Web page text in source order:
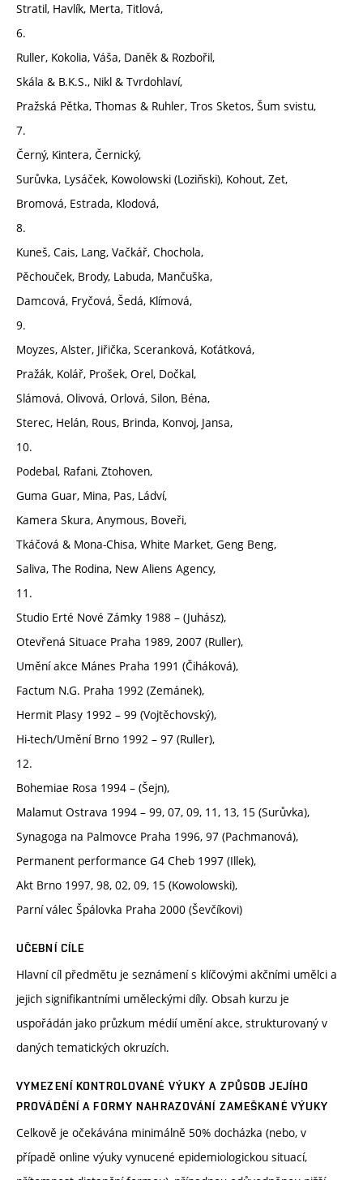
Stratil, Havlík, Merta, Titlová,
6.
Ruller, Kokolia, Váša, Daněk & Rozbořil,
Skála & B.K.S., Nikl & Tvrdohlaví,
Pražská Pětka, Thomas & Ruhler, Tros Sketos, Šum svistu,
7.
Černý, Kintera, Černický,
Surůvka, Lysáček, Kowolowski (Loziňski), Kohout, Zet,
Bromová, Estrada, Klodová,
8.
Kuneš, Cais, Lang, Vačkář, Chochola,
Pěchouček, Brody, Labuda, Mančuška,
Damcová, Fryčová, Šedá, Klímová,
9.
Moyzes, Alster, Jiřička, Sceranková, Koťátková,
Pražák, Kolář, Prošek, Orel, Dočkal,
Slámová, Olivová, Orlová, Silon, Béna,
Sterec, Helán, Rous, Brinda, Konvoj, Jansa,
10.
Podebal, Rafani, Ztohoven,
Guma Guar, Mina, Pas, Ládví,
Kamera Skura, Anymous, Boveři,
Tkáčová & Mona-Chisa, White Market, Geng Beng,
Saliva, The Rodina, New Aliens Agency,
11.
Studio Erté Nové Zámky 1988 – (Juhász),
Otevřená Situace Praha 1989, 2007 (Ruller),
Umění akce Mánes Praha 1991 (Čiháková),
Factum N.G. Praha 1992 (Zemánek),
Hermit Plasy 1992 – 99 (Vojtěchovský),
Hi-tech/Umění Brno 1992 – 97 (Ruller),
12.
Bohemiae Rosa 1994 – (Šejn),
Malamut Ostrava 1994 – 99, 07, 09, 11, 13, 15 (Surůvka),
Synagoga na Palmovce Praha 1996, 97 (Pachmanová),
Permanent performance G4 Cheb 1997 (Illek),
Akt Brno 1997, 98, 02, 09, 15 (Kowolowski),
Parní válec Špálovka Praha 2000 (Ševčíkovi)
UČEBNÍ CÍLE
Hlavní cíl předmětu je seznámení s klíčovými akčními umělci a
jejich signifikantními uměleckými díly. Obsah kurzu je
uspořádán jako průzkum médií umění akce, strukturovaný v
daných tematických okruzích.
VYMEZENÍ KONTROLOVANÉ VÝUKY A ZPŮSOB JEJÍHO
PROVÁDĚNÍ A FORMY NAHRAZOVÁNÍ ZAMEŠKANÉ VÝUKY
Celkově je očekávána minimálně 50% docházka (nebo, v
případě online výuky vynucené epidemiologickou situací,